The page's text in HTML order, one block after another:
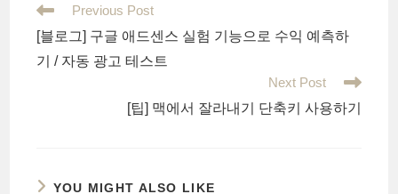
Read
articles
Previous Post
[블로그] 구글 애드센스 실험 기능으로 수익 예측하
기 / 자동 광고 테스트
Next Post
[팁] 맥에서 잘라내기 단축키 사용하기
YOU MIGHT ALSO LIKE